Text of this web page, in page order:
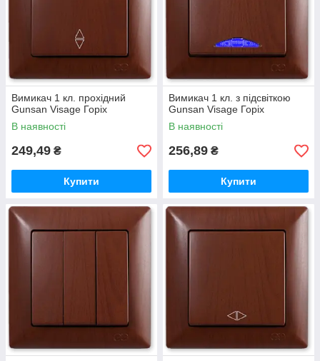
Вимикач 1 кл. прохідний
Gunsan Visage Горіх
В наявності
249,49 ₴
Купити
Вимикач 1 кл. з підсвіткою
Gunsan Visage Горіх
В наявності
256,89 ₴
Купити